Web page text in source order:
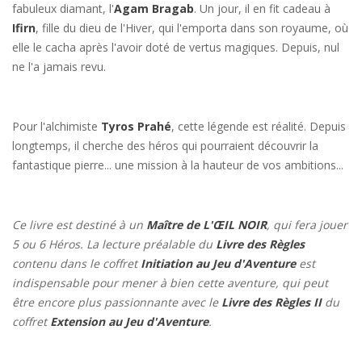
fabuleux diamant, l'Agam Bragab. Un jour, il en fit cadeau à
Ifirn, fille du dieu de l'Hiver, qui l'emporta dans son royaume, où
elle le cacha après l'avoir doté de vertus magiques. Depuis, nul
ne l'a jamais revu.
Pour l'alchimiste Tyros Prahé, cette légende est réalité. Depuis
longtemps, il cherche des héros qui pourraient découvrir la
fantastique pierre... une mission à la hauteur de vos ambitions...
Ce livre est destiné à un Maître de L'ŒIL NOIR, qui fera jouer
5 ou 6 Héros. La lecture préalable du Livre des Règles
contenu dans le coffretInitiation au Jeu d'Aventureest
indispensable pour mener à bien cette aventure, qui peut
être encore plus passionnante avec le Livre des Règles IIdu
coffretExtension au Jeu d'Aventure.